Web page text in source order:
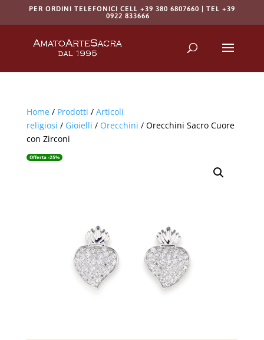
PER ORDINI TELEFONICI CELL +39 380 6807660 | TEL +39
0922 833666
Home/ Prodotti / Articoli
religiosi / Gioielli / Orecchini / Orecchini Sacro Cuore
con Zirconi
Offerta -25%